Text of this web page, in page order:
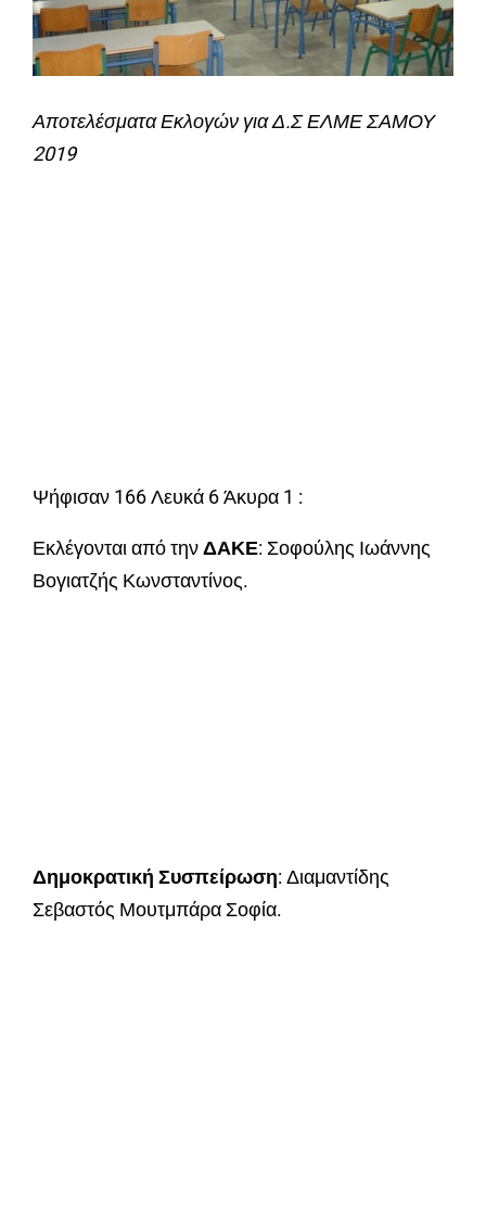
Αποτελέσματα Εκλογών για Δ.Σ ΕΛΜΕ ΣΑΜΟΥ
2019
Ψήφισαν 166 Λευκά 6 Άκυρα 1 :
Εκλέγονται από τηνΔΑΚΕ: Σοφούλης Ιωάννης
Βογιατζής Κωνσταντίνος.
Δημοκρατική Συσπείρωση: Διαμαντίδης
Σεβαστός Μουτμπάρα Σοφία.